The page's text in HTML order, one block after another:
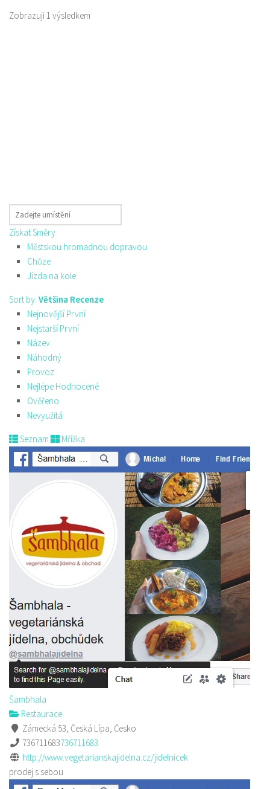
Zobrazuji 1 výsledkem
Získat Směry
Městskou hromadnou dopravou
Chůze
Jízda na kole
Sort by: Většina Recenze
Nejnovější První
Nejstarší První
Název
Náhodný
Provoz
Nejlépe Hodnocené
Ověřeno
Nevyužitá
Seznam Mřížka
Šambhala
Restaurace
Zámecká 53, Česká Lípa, Česko
736711683736711683
http://www.vegetarianskajidelna.cz/jidelnicek
prodej s sebou